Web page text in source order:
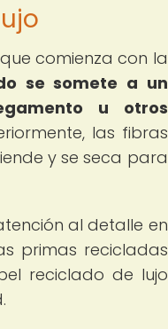
comienza con la
se somete a un
u otros
las fibras
y se seca para
al detalle en
primas recicladas
reciclado de lujo